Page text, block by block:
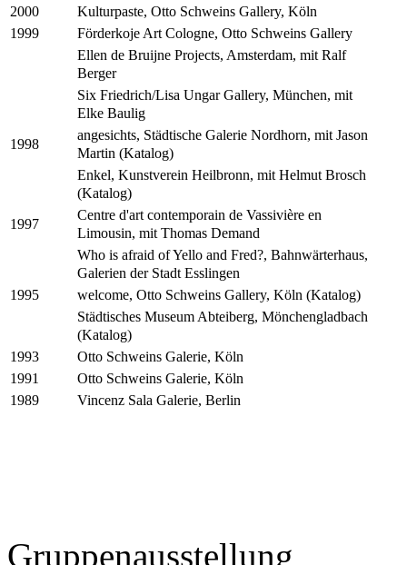
2000 Kulturpaste, Otto Schweins Gallery, Köln
1999
Förderkoje Art Cologne, Otto Schweins Gallery
Ellen de Bruijne Projects, Amsterdam, mit Ralf
Berger
Six Friedrich/Lisa Ungar Gallery, München, mit
Elke Baulig
1998
angesichts, Städtische Galerie Nordhorn, mit Jason
Martin (Katalog)
Enkel, Kunstverein Heilbronn, mit Helmut Brosch
(Katalog)
1997
Centre d'art contemporain de Vassivière en
Limousin, mit Thomas Demand
Who is afraid of Yello and Fred?, Bahnwärterhaus,
Galerien der Stadt Esslingen
1995
welcome, Otto Schweins Gallery, Köln (Katalog)
Städtisches Museum Abteiberg, Mönchengladbach
(Katalog)
1993 Otto Schweins Galerie, Köln
1991 Otto Schweins Galerie, Köln
1989 Vincenz Sala Galerie, Berlin
Gruppenausstellung